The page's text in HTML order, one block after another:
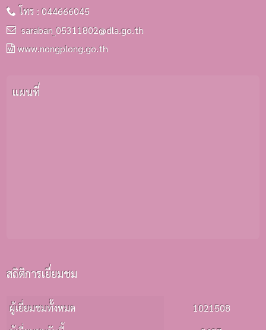
โทร : 044666045
saraban_05311802@dla.go.th
www.nongplong.go.th
แผนที่
สถิติการเยี่ยมชม
ผู้เยี่ยมชมทั้งหมด
1021508